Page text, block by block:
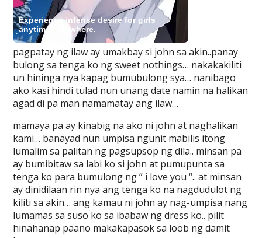
pagpatay ng ilaw ay umakbay si john sa akin..panay
bulong sa tenga ko ng sweet nothings… nakakakiliti
un hininga nya kapag bumubulong sya… nanibago
ako kasi hindi tulad nun unang date namin na halikan
agad di pa man namamatay ang ilaw…
mamaya pa ay kinabig na ako ni john at naghalikan
kami… banayad nun umpisa ngunit mabilis itong
lumalim sa palitan ng pagsupsop ng dila.. minsan pa
ay bumibitaw sa labi ko si john at pumupunta sa
tenga ko para bumulong ng ” i love you “.. at minsan
ay dinidilaan rin nya ang tenga ko na nagdudulot ng
kiliti sa akin… ang kamau ni john ay nag-umpisa nang
lumamas sa suso ko sa ibabaw ng dress ko.. pilit
hinahanap paano makakapasok sa loob ng damit